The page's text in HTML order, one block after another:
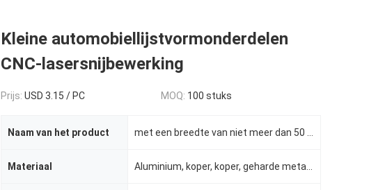
Kleine automobiellijstvormonderdelen
CNC-lasersnijbewerking
Prijs: USD 3.15 / PC MOQ: 100 stuks
Naam van het product
Materiaal